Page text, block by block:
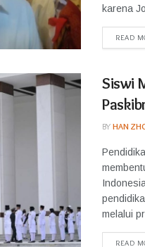
karena
READ
Siswi
BY HAN
melalui
READ